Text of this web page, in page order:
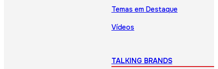
Temas em Destaque
Vídeos
TALKING BRANDS